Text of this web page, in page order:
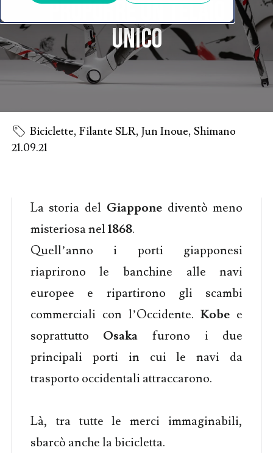
proporre un telaio
Unico
Biciclette, Filante SLR, Jun Inoue, Shimano
21.09.21
La storia del Giapponediventò meno
misteriosa nel1868.
Quell’anno i porti giapponesi
riaprirono le banchine alle navi
europee e ripartirono gli scambi
commerciali con l’Occidente.Kobe e
soprattutto Osaka furono i due
principali porti in cui le navi da
trasporto occidentali attraccarono.
Là, tra tutte le merci immaginabili,
sbarcò anche la bicicletta.